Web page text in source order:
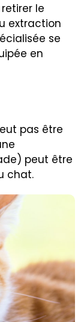
le
extraction
se
en
pas être
peut être
chat.